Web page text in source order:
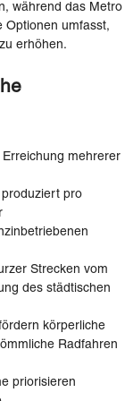
während das Metro
Optionen umfasst,
erhöhen.
mehrerer
produziert pro
Strecken vom
des städtischen
körperliche
Radfahren
priorisieren